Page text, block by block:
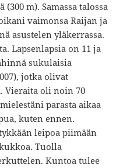
m). Samassa talossa
vaimonsa Raijan ja
asustelen yläkerrassa.
Lapsenlapsia on 11 ja
sukulaisia
jotka olivat
Vieraita oli noin 70
parasta aikaa
kuten ennen.
leipoa piimään
Tuolla
Kuntoa tulee